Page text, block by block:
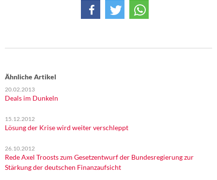
Ähnliche Artikel
20.02.2013
Deals im Dunkeln
15.12.2012
Lösung der Krise wird weiter verschleppt
26.10.2012
Rede Axel Troosts zum Gesetzentwurf der Bundesregierung zur
Stärkung der deutschen Finanzaufsicht